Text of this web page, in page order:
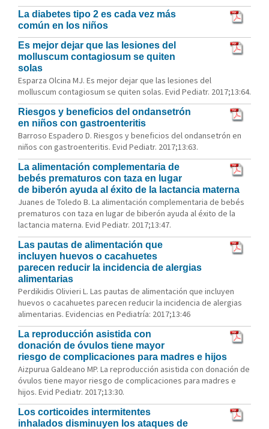
La diabetes tipo 2 es cada vez más
común en los niños
Es mejor dejar que las lesiones del
molluscum contagiosum se quiten
solas
Esparza Olcina MJ. Es mejor dejar que las lesiones del
molluscum contagiosum se quiten solas. Evid Pediatr. 2017;13:64.
Riesgos y beneficios del ondansetrón
en niños con gastroenteritis
Barroso Espadero D. Riesgos y beneficios del ondansetrón en
niños con gastroenteritis. Evid Pediatr. 2017;13:63.
La alimentación complementaria de
bebés prematuros con taza en lugar
de biberón ayuda al éxito de la lactancia materna
Juanes de Toledo B. La alimentación complementaria de bebés
prematuros con taza en lugar de biberón ayuda al éxito de la
lactancia materna. Evid Pediatr. 2017;13:47.
Las pautas de alimentación que
incluyen huevos o cacahuetes
parecen reducir la incidencia de alergias
alimentarias
Perdikidis Olivieri L. Las pautas de alimentación que incluyen
huevos o cacahuetes parecen reducir la incidencia de alergias
alimentarias. Evidencias en Pediatría: 2017;13:46
La reproducción asistida con
donación de óvulos tiene mayor
riesgo de complicaciones para madres e hijos
Aizpurua Galdeano MP. La reproducción asistida con donación de
óvulos tiene mayor riesgo de complicaciones para madres e
hijos. Evid Pediatr. 2017;13:30.
Los corticoides intermitentes
inhalados disminuyen los ataques de